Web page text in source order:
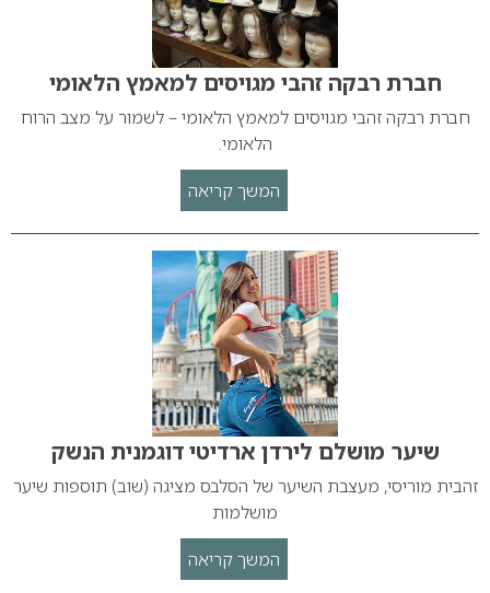
חברת רבקה זהבי מגויסים למאמץ הלאומי
חברת רבקה זהבי מגויסים למאמץ הלאומי – לשמור על מצב הרוח
הלאומי.
המשך קריאה
שיער מושלם לירדן ארדיטי דוגמנית הנשק
זהבית מוריסי, מעצבת השיער של הסלבס מציגה (שוב) תוספות שיער
מושלמות
המשך קריאה